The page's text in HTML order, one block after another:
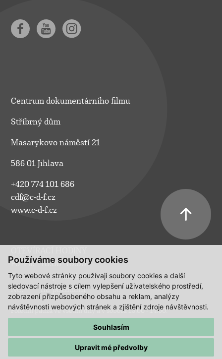
Používáme soubory cookies
Tyto webové stránky používají soubory cookies a další
sledovací nástroje s cílem vylepšení uživatelského prostředí,
zobrazení přizpůsobeného obsahu a reklam, analýzy
návštěvnosti webových stránek a zjištění zdroje návštěvnosti.
Souhlasím
Upravit mé předvolby
Centrum dokumentárního filmu
Stříbrný dům
Masarykovo náměstí 21
586 01 Jihlava
+420 774 101 686
cdf@c-d-f.cz
www.c-d-f.cz
Po–Pá:
10.00–18.00
So:
na požádání
Ne:
na požádání
Polední pauza ve všední dny a v sobotu 13:00 - 14:00.